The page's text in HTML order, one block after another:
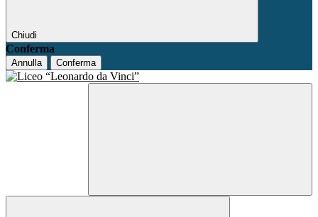
Chiudi
Conferma
Annulla Conferma